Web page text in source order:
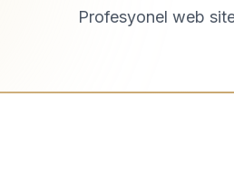
Profesyonel web